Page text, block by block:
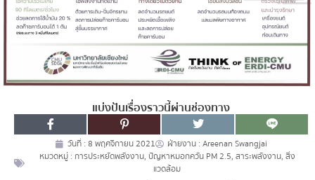
แบ่งปันเรื่องราวนี้ผ่านช่องทาง
วันที่ : 8 พฤศจิกายน 2021 ฝ่ายงาน : Areenan Swangjai
หมวดหมู่ : การประหยัดพลังงาน, ปัญหาหมอกควัน PM 2.5, สาระพลังงาน, สิ่ง
แวดล้อม